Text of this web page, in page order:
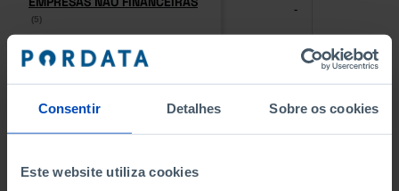
Consentir Detalhes Sobre os cookies
Este website utiliza cookies
(5)
(5)
-
PESSOAL AO SERVIÇO NAS
EMPRESAS NÃO FINANCEIRAS
PESSOAL AO SERVIÇO NAS
EMPRESAS NÃO FINANCEIRAS
(5)
- -
QUATRO MAIORES EMPRESAS
QUATRO MAIORES EMPRESAS